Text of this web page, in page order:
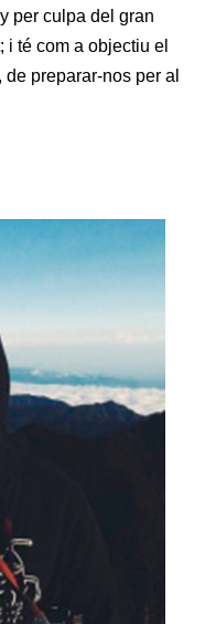
per culpa del gran
i té com a objectiu el
preparar-nos per al